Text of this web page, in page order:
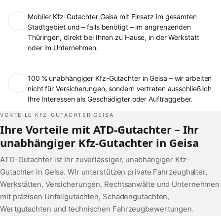
Mobiler Kfz-Gutachter Geisa mit Einsatz im gesamten
Stadtgebiet und – falls benötigt – im angrenzenden
Thüringen, direkt bei Ihnen zu Hause, in der Werkstatt
oder im Unternehmen.
100 % unabhängiger Kfz-Gutachter in Geisa – wir arbeiten
nicht für Versicherungen, sondern vertreten ausschließlich
Ihre Interessen als Geschädigter oder Auftraggeber.
VORTEILE KFZ-GUTACHTER GEISA
Ihre Vorteile mit ATD-Gutachter – Ihr
unabhängiger Kfz-Gutachter in Geisa
ATD-Gutachter ist Ihr zuverlässiger, unabhängiger Kfz-
Gutachter in Geisa. Wir unterstützen private Fahrzeughalter,
Werkstätten, Versicherungen, Rechtsanwälte und Unternehmen
mit präzisen Unfallgutachten, Schadengutachten,
Wertgutachten und technischen Fahrzeugbewertungen.